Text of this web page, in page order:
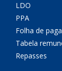
LDO
PPA
Folha de
Tabela
Repasses